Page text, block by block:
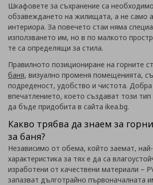
Шкафовете за съхранение са
обзавеждането на жилищата, а не само
интериора. За повечето стаи няма
използването им, но в по малкото
те са определящи за стила.
Правилното позициониране на горните
баня, визуално променя помещенията,
подреденост, удобство и чистота. Добра
впечатлението, което създават този
да бъде придобита в сайта ikea.bg.
Какво трябва да знаем за
за баня?
Независимо от обема, който заемат,
характеристика за тях е да са
изработени от качествени материали –
запазват дълготрайно първоначалната